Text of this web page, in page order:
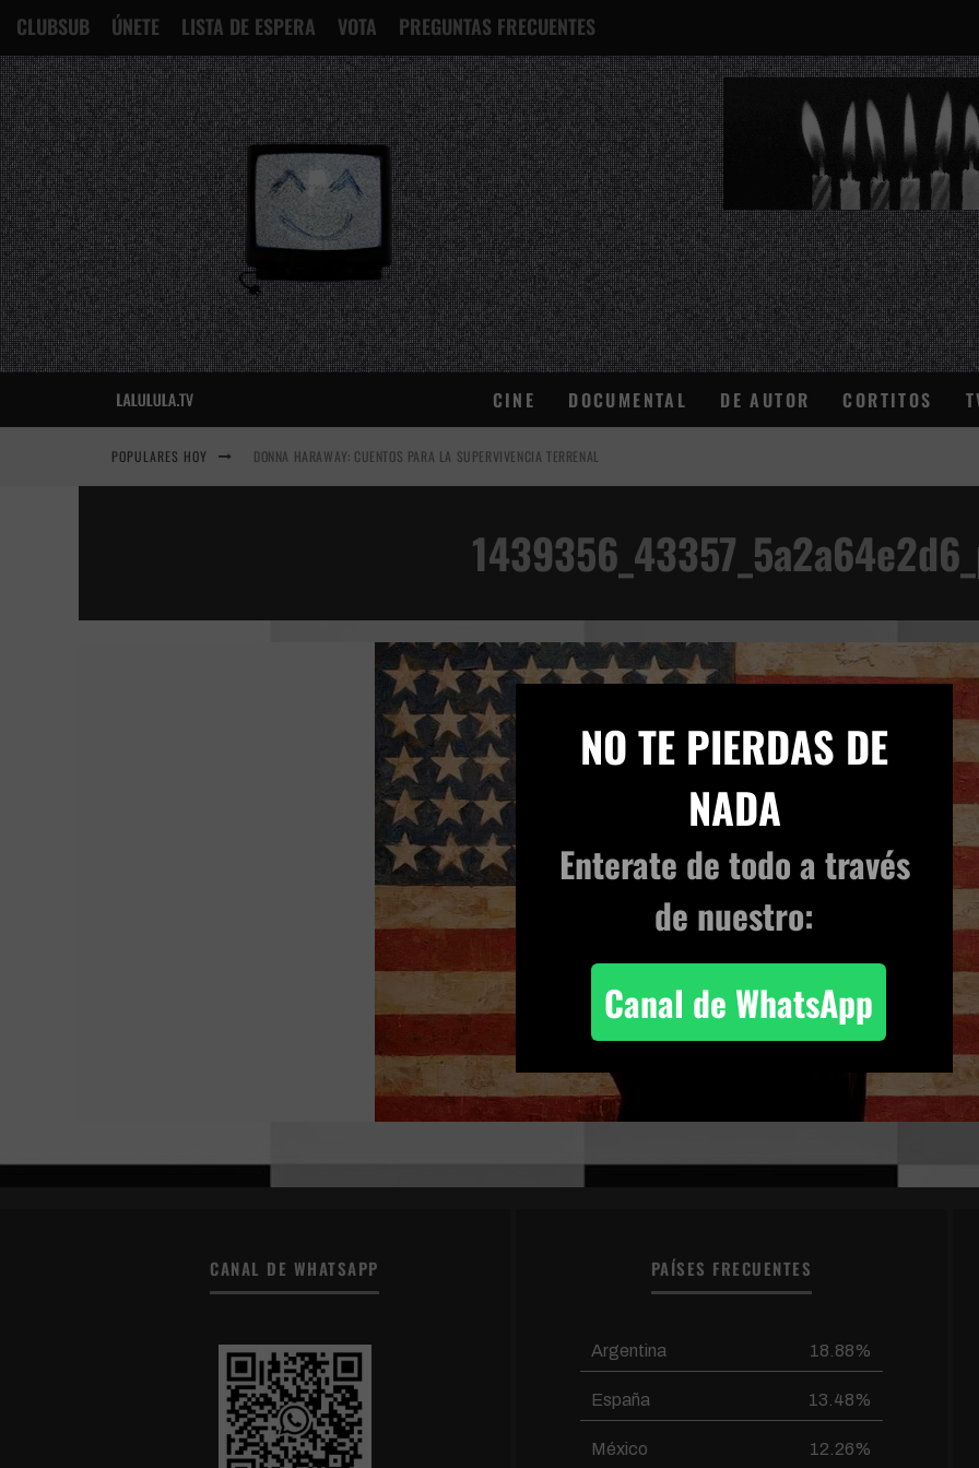
CLUBSUB ÚNETE LISTA DE ESPERA VOTA PREGUNTAS FRECUENTES
¿QUÉ ES ESTO?
CINE DOCUMENTAL DE AUTOR CORTITOS
POPULARES HOY DONNA HARAWAY: CUENTOS PARA LA SUPERVIVENCIA TERRENAL
VAN GOGH, A LAS PUERTAS DE LA ETERNIDAD
CANAL DE WHATSAPP PAÍSES FRECUENTES
Argentina 18.88%
España 13.48%
México 12.26%
NO TE PIERDAS DE
NADA
Enterate de todoa través
de nuestro:
Canal de WhatsApp